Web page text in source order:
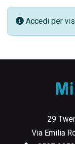
Accedi per
29
Via Emilia